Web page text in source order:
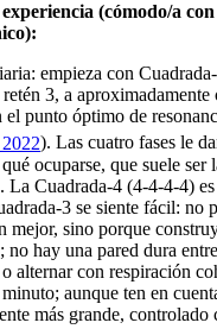
(cómodo/a
empieza con
3, a
el punto óptimo de
). Las cuatro fases le
ocuparse, que suele ser
La Cuadrada-4 (4-4-4-4)
3 se siente fácil: no
mejor, sino porque
no hay una pared dura
alternar con respiración
aunque ten en
más grande, controlado